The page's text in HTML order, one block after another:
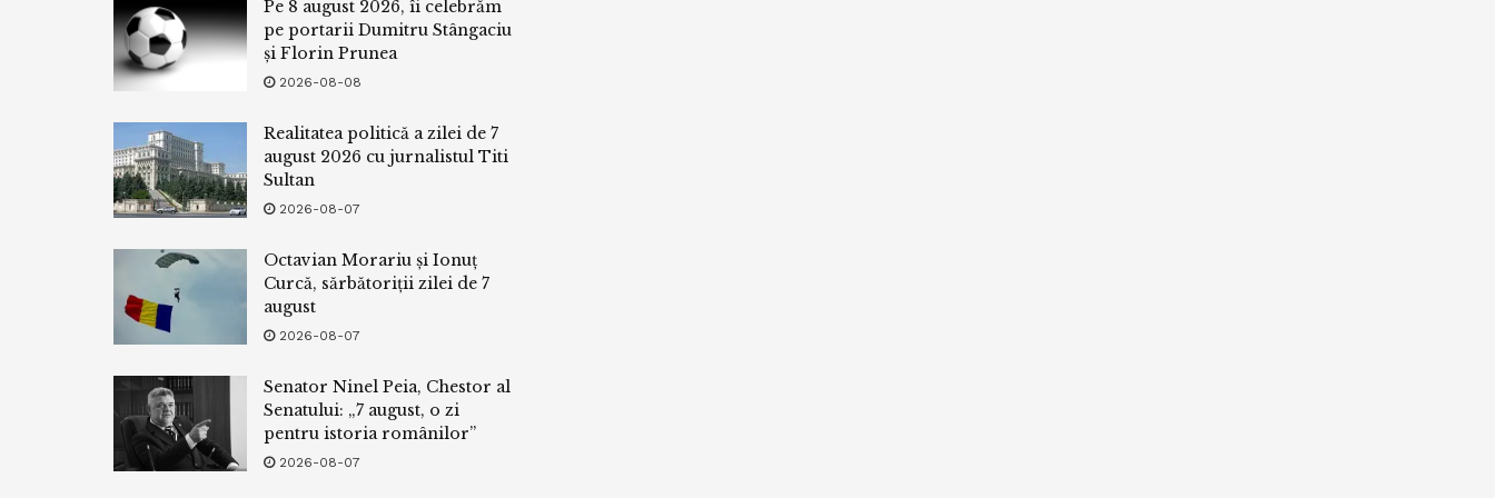
Pe 8 august 2026, îi celebrăm
pe portarii Dumitru Stângaciu
și Florin Prunea
2026-08-08
Realitatea politică a zilei de 7
august 2026 cu jurnalistul Titi
Sultan
2026-08-07
Octavian Morariu și Ionuț
Curcă, sărbătoriții zilei de 7
august
2026-08-07
Senator Ninel Peia, Chestor al
Senatului: „7 august, o zi
pentru istoria românilor”
2026-08-07